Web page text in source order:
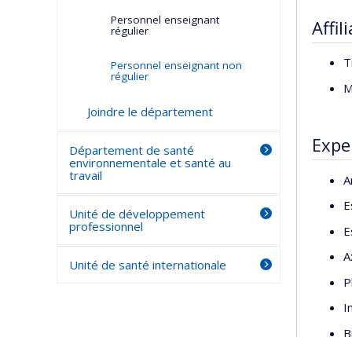
Personnel enseignant
régulier
Personnel enseignant non
régulier
Joindre le département
Département de santé
environnementale et santé au
travail
Unité de développement
professionnel
Unité de santé internationale